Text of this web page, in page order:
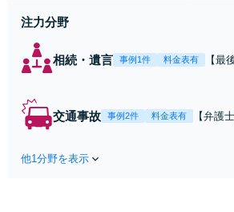
注力分野
相続・遺言 事例1件 料金表有
【最
合意
交通事故 事例2件 料金表有
【弁護
他1分野を表示